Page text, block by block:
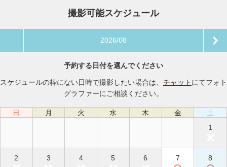
撮影可能スケジュール
2026/08
予約する日付を選んでください
スケジュールの枠にない日時で撮影したい場合は、 チャット にてフォト
グラファーにご相談ください。
日 月 火 水 木 金
土
1
2 3 4 5 6 7 8